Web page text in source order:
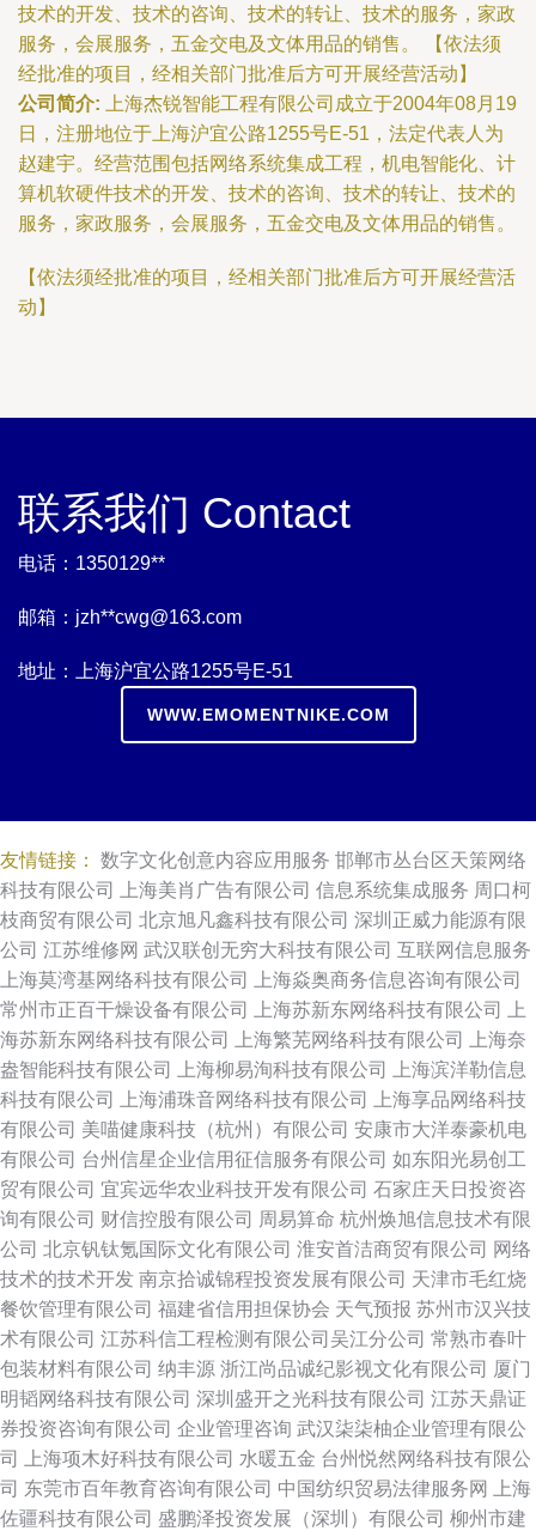
技术的开发、技术的咨询、技术的转让、技术的服务，家政
服务，会展服务，五金交电及文体用品的销售。 【依法须
经批准的项目，经相关部门批准后方可开展经营活动】
公司简介: 上海杰锐智能工程有限公司成立于2004年08月19
日，注册地位于上海沪宜公路1255号E-51，法定代表人为
赵建宇。经营范围包括网络系统集成工程，机电智能化、计
算机软硬件技术的开发、技术的咨询、技术的转让、技术的
服务，家政服务，会展服务，五金交电及文体用品的销售。
【依法须经批准的项目，经相关部门批准后方可开展经营活
动】
联系我们 Contact
电话：1350129**
邮箱：jzh**cwg@163.com
地址：上海沪宜公路1255号E-51
WWW.EMOMENTNIKE.COM
友情链接： 数字文化创意内容应用服务 邯郸市丛台区天策网络
科技有限公司
上海美肖广告有限公司 信息系统集成服务 周口柯
枝商贸有限公司 北京旭凡鑫科技有限公司 深圳正威力能源有限
公司 江苏维修网 武汉联创无穷大科技有限公司 互联网信息服务
上海莫湾基网络科技有限公司
上海焱奥商务信息咨询有限公司
常州市正百干燥设备有限公司
上海苏新东网络科技有限公司
上
海苏新东网络科技有限公司
上海繁芜网络科技有限公司
上海奈
盎智能科技有限公司
上海柳易洵科技有限公司
上海滨洋勒信息
科技有限公司
上海浦珠音网络科技有限公司
上海享品网络科技
有限公司 美喵健康科技（杭州）有限公司 安康市大洋泰豪机电
有限公司 台州信星企业信用征信服务有限公司 如东阳光易创工
贸有限公司 宜宾远华农业科技开发有限公司 石家庄天日投资咨
询有限公司 财信控股有限公司 周易算命 杭州焕旭信息技术有限
公司 北京钒钛氪国际文化有限公司 淮安首洁商贸有限公司 网络
技术的技术开发 南京拾诚锦程投资发展有限公司 天津市毛红烧
餐饮管理有限公司 福建省信用担保协会 天气预报 苏州市汉兴技
术有限公司 江苏科信工程检测有限公司吴江分公司 常熟市春叶
包装材料有限公司 纳丰源 浙江尚品诚纪影视文化有限公司 厦门
明韬网络科技有限公司 深圳盛开之光科技有限公司 江苏天鼎证
券投资咨询有限公司 企业管理咨询 武汉柒柒柚企业管理有限公
司
上海项木好科技有限公司 水暖五金 台州悦然网络科技有限公
司 东莞市百年教育咨询有限公司 中国纺织贸易法律服务网
上海
佐疆科技有限公司 盛鹏泽投资发展（深圳）有限公司 柳州市建